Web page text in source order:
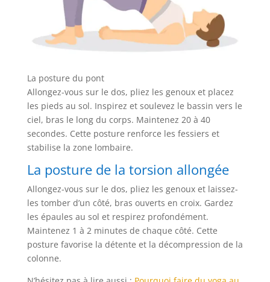
La posture du pont
Allongez-vous sur le dos, pliez les genoux et placez
les pieds au sol. Inspirez et soulevez le bassin vers le
ciel, bras le long du corps. Maintenez 20 à 40
secondes. Cette posture renforce les fessiers et
stabilise la zone lombaire.
La posture de la torsion allongée
Allongez-vous sur le dos, pliez les genoux et laissez-
les tomber d’un côté, bras ouverts en croix. Gardez
les épaules au sol et respirez profondément.
Maintenez 1 à 2 minutes de chaque côté. Cette
posture favorise la détente et la décompression de la
colonne.